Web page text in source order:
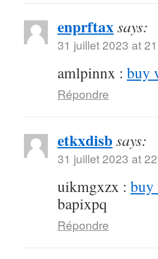
enprftaxsays:
31 juillet 2023 at
amlpinnx : buy
Répondre
etkxdisbsays:
31 juillet 2023 at
uikmgxzx : buy
bapixpq
Répondre